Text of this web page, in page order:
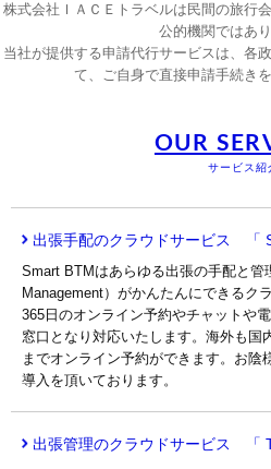
株式会社ＩＡＣＥトラベルは民間の旅行
公的機関ではあり
当社が提供する申請代行サービスは、各
て、ご自身で直接申請手続き
OUR
サービス紹
出張手配のクラウドサービス 「
Smart BTMはあらゆる出張の手配と管
Management）がかんたんにできるク
365日のオンライン予約やチャットや
窓口となり対応いたします。海外も国
までオンライン予約ができます。お陰
導入を頂いております。
出張管理のクラウドサービス 「